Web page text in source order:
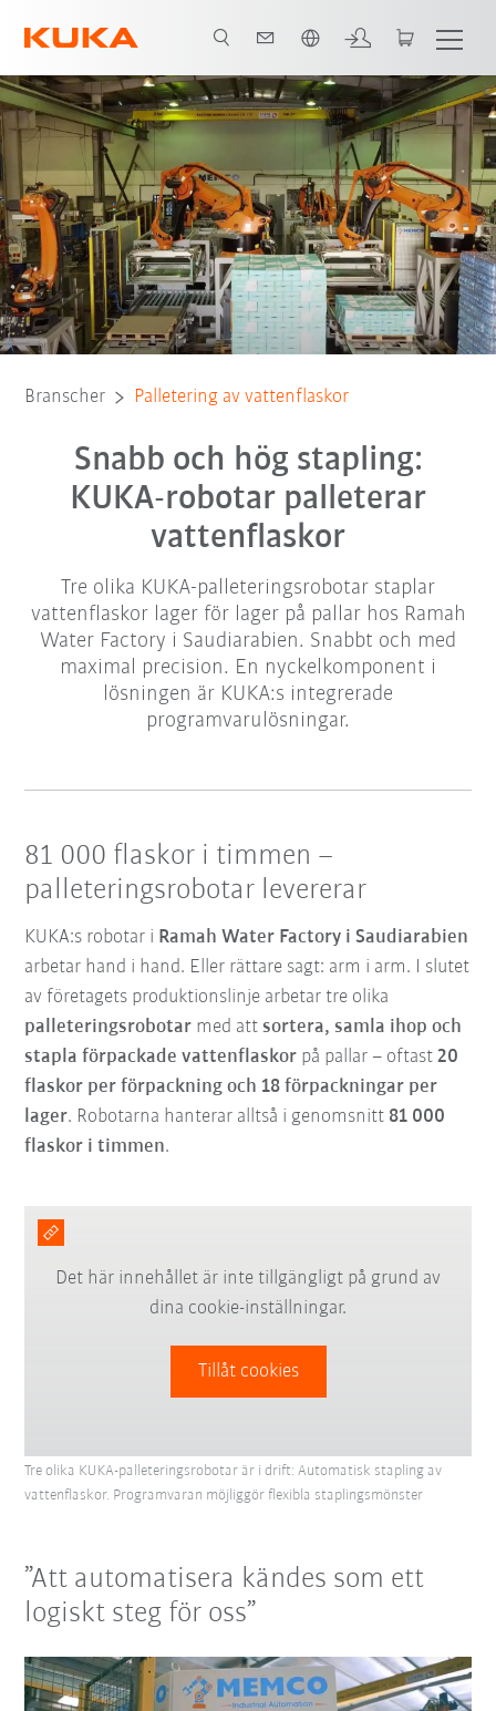
Alla systempartners
Branscher Palletering av vattenflaskor
Snabb och hög stapling:
KUKA-robotar palleterar
vattenflaskor
Tre olika KUKA-palleteringsrobotar staplar
vattenflaskor lager för lager på pallar hos Ramah
Water Factory i Saudiarabien. Snabbt och med
maximal precision. En nyckelkomponent i
lösningen är KUKA:s integrerade
programvarulösningar.
81 000 flaskor i timmen –
palleteringsrobotar levererar
KUKA:s robotar i Ramah Water Factory i Saudiarabien
arbetar hand i hand. Eller rättare sagt: arm i arm. I slutet
av företagets produktionslinje arbetar tre olika
palleteringsrobotar med attsortera, samla ihop och
stapla förpackade vattenflaskor på pallar – oftast20
flaskor per förpackning och 18 förpackningar per
lager. Robotarna hanterar alltså i genomsnitt 81 000
flaskor i timmen.
Det här innehållet är inte tillgängligt på grund av
dina cookie-inställningar.
Tillåt cookies
Tre olika KUKA-palleteringsrobotar är i drift: Automatisk stapling av
vattenflaskor. Programvaran möjliggör flexibla staplingsmönster
”Att automatisera kändes som ett
logiskt steg för oss”